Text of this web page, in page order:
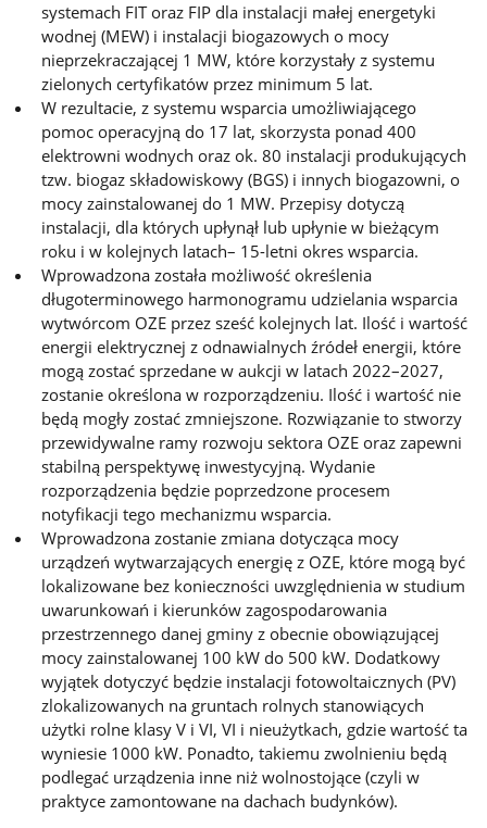
systemach FIT oraz FIP dla instalacji małej energetyki
wodnej (MEW) i instalacji biogazowych o mocy
nieprzekraczającej 1 MW, które korzystały z systemu
zielonych certyfikatów przez minimum 5 lat.
W rezultacie, z systemu wsparcia umożliwiającego
pomoc operacyjną do 17 lat, skorzysta ponad 400
elektrowni wodnych oraz ok. 80 instalacji produkujących
tzw. biogaz składowiskowy (BGS) i innych biogazowni, o
mocy zainstalowanej do 1 MW. Przepisy dotyczą
instalacji, dla których upłynął lub upłynie w bieżącym
roku i w kolejnych latach– 15-letni okres wsparcia.
Wprowadzona została możliwość określenia
długoterminowego harmonogramu udzielania wsparcia
wytwórcom OZE przez sześć kolejnych lat. Ilość i wartość
energii elektrycznej z odnawialnych źródeł energii, które
mogą zostać sprzedane w aukcji w latach 2022–2027,
zostanie określona w rozporządzeniu. Ilość i wartość nie
będą mogły zostać zmniejszone. Rozwiązanie to stworzy
przewidywalne ramy rozwoju sektora OZE oraz zapewni
stabilną perspektywę inwestycyjną. Wydanie
rozporządzenia będzie poprzedzone procesem
notyfikacji tego mechanizmu wsparcia.
Wprowadzona zostanie zmiana dotycząca mocy
urządzeń wytwarzających energię z OZE, które mogą być
lokalizowane bez konieczności uwzględnienia w studium
uwarunkowań i kierunków zagospodarowania
przestrzennego danej gminy z obecnie obowiązującej
mocy zainstalowanej 100 kW do 500 kW. Dodatkowy
wyjątek dotyczyć będzie instalacji fotowoltaicznych (PV)
zlokalizowanych na gruntach rolnych stanowiących
użytki rolne klasy V i VI, VI i nieużytkach, gdzie wartość ta
wyniesie 1000 kW. Ponadto, takiemu zwolnieniu będą
podlegać urządzenia inne niż wolnostojące (czyli w
praktyce zamontowane na dachach budynków).